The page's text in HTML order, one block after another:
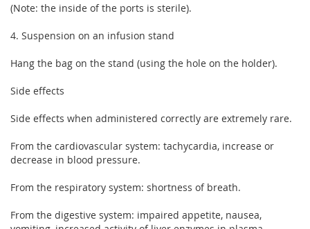
(Note: the inside of the ports is sterile).
4. Suspension on an infusion stand
Hang the bag on the stand (using the hole on the holder).
Side effects
Side effects when administered correctly are extremely rare.
From the cardiovascular system: tachycardia, increase or
decrease in blood pressure.
From the respiratory system: shortness of breath.
From the digestive system: impaired appetite, nausea,